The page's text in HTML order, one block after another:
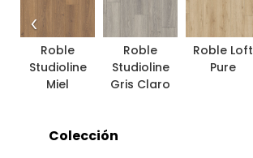
Roble
Studioline
Miel
Roble
Studioline
Gris Claro
Roble Loft
Pure
‹
Colección